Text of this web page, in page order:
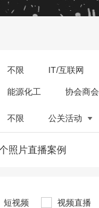
不限 IT/互联网
能源化工 协会商会
不限 公关活动
照片直播案例
短视频 视频直播